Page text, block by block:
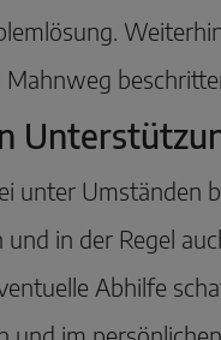
unter Umständen
in der Regel
Abhilfe